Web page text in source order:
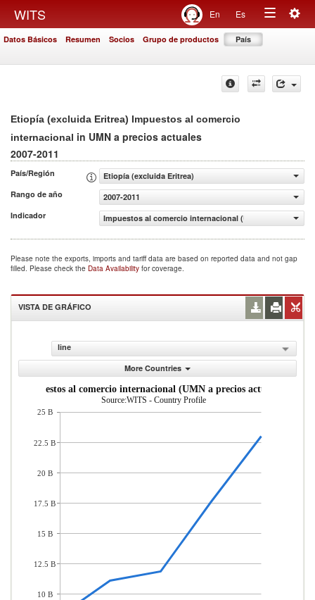
WITS En Es
Toggle
Datos Básicos Resumen Socios Grupo de productos País
Etiopía (excluida Eritrea) Impuestos al comercio
internacional in UMN a precios actuales
2007-2011
País/Región
Etiopía (excluida Eritrea)
Rango de año
2007-2011
Indicador
Impuestos al comercio internacional (UMN a precios
Please note the exports, imports and tariff data are based on reported data and not gap
filled. Please check the Data Availability for coverage.
VISTA DE GRÁFICO
line
More Countries
Impuestos al comercio internacional (UMN a precios actuales)
Source:WITS - Country Profile
25 B
22.5 B
20 B
17.5 B
15 B
12.5 B
10 B